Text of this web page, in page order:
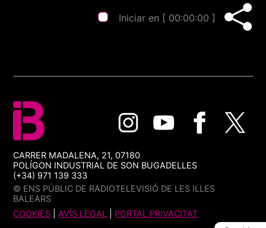
Iniciar en [ 00:00:00 ]
CARRER MADALENA, 21, 07180
POLÍGON INDUSTRIAL DE SON BUGADELLES
(+34) 971 139 333
© ENS PÚBLIC DE RADIOTELEVISIÓ DE LES ILLES
BALEARS
COOKIES |AVÍS LEGAL PORTAL PRIVACITAT